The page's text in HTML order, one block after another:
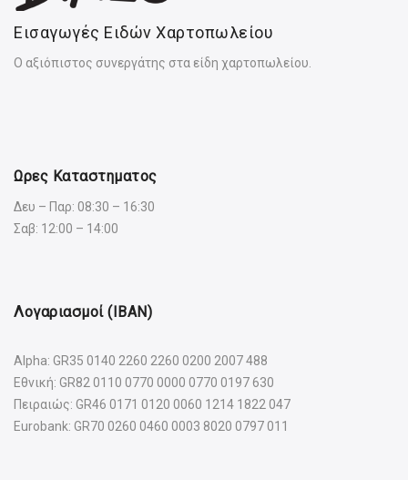
Εισαγωγές Ειδών Χαρτοπωλείου
Ο αξιόπιστος συνεργάτης στα είδη χαρτοπωλείου.
Ωρες Καταστηματος
Δευ – Παρ: 08:30 – 16:30
Σαβ: 12:00 – 14:00
Λογαριασμοί (IBAN)
Alpha: GR35 0140 2260 2260 0200 2007 488
Εθνική: GR82 0110 0770 0000 0770 0197 630
Πειραιώς: GR46 0171 0120 0060 1214 1822 047
Eurobank: GR70 0260 0460 0003 8020 0797 011